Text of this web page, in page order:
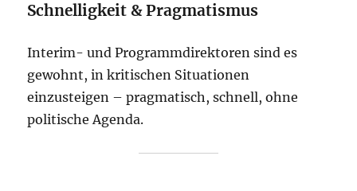
Schnelligkeit & Pragmatismus
Interim- und Programmdirektoren sind es
gewohnt, in kritischen Situationen
einzusteigen – pragmatisch, schnell, ohne
politische Agenda.